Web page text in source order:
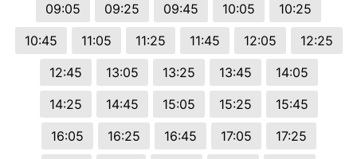
09:05
09:25 09:45 10:05
10:25
10:45
11:05 11:25 11:45 12:05
12:25
12:45
13:05 13:25 13:45
14:05
14:25
14:45 15:05 15:25
15:45
16:05
16:25 16:45 17:05
17:25